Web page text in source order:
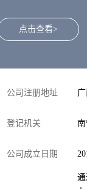
点击查看>
公司注册地址
登记机关
公司成立日期